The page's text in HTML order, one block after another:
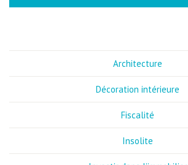
Architecture
Décoration intérieure
Fiscalité
Insolite